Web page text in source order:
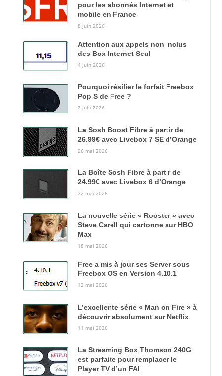
pour les abonnés Internet et
mobile en France
8 juin 2026
Attention aux appels non inclus
des Box Internet Seul
4 juin 2026
Pourquoi résilier le forfait Freebox
Pop S de Free ?
2 juin 2026
La Sosh Boost Fibre à partir de
26.99€ avec Livebox 7 SE d’Orange
26 mai 2026
La Boîte Sosh Fibre à partir de
24.99€ avec Livebox 6 d’Orange
22 mai 2026
La nouvelle série « Rooster » avec
Steve Carell qui cartonne sur HBO
Max
18 mai 2026
Free a mis à jour ses Server sous
Freebox OS en Version 4.10.1
12 mai 2026
L’excellente série « Man on Fire » à
découvrir absolument sur Netflix
11 mai 2026
La Streaming Box Thomson 240G
est parfaite pour remplacer le
Player TV d’un FAI